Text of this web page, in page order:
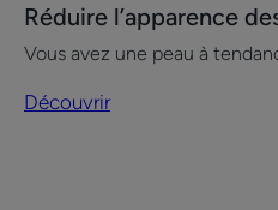
Réduire
l’apparence
points
Réduire l’apparence
Vous avez une peau à
Découvrir